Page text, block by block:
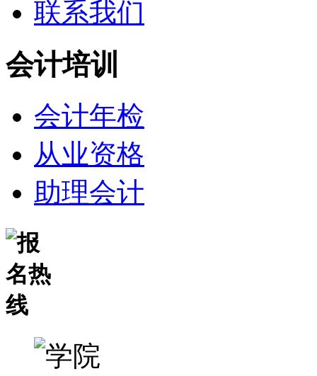
联系我们
会计培训
会计年检
从业资格
助理会计